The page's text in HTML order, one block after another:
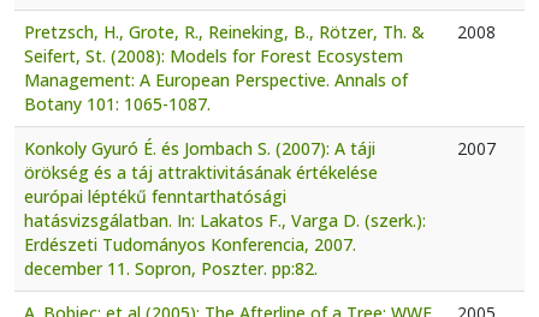
Pretzsch, H., Grote, R., Reineking, B., Rötzer, Th. &
Seifert, St. (2008): Models for Forest Ecosystem
Management: A European Perspective. Annals of
Botany 101: 1065-1087.
2008
Konkoly Gyuró É. és Jombach S. (2007): A táji
örökség és a táj attraktivitásának értékelése
európai léptékű fenntarthatósági
hatásvizsgálatban. In: Lakatos F., Varga D. (szerk.):
Erdészeti Tudományos Konferencia, 2007.
december 11. Sopron, Poszter. pp:82.
2007